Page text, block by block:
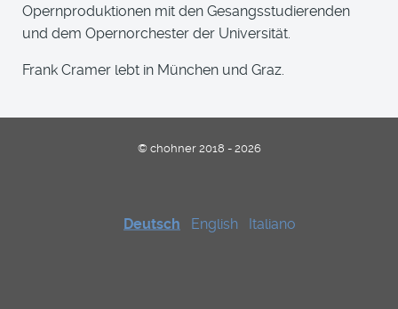
Opernproduktionen mit den Gesangsstudierenden
und dem Opernorchester der Universität.
Frank Cramer lebt in München und Graz.
© chohner 2018 - 2026
Deutsch English Italiano